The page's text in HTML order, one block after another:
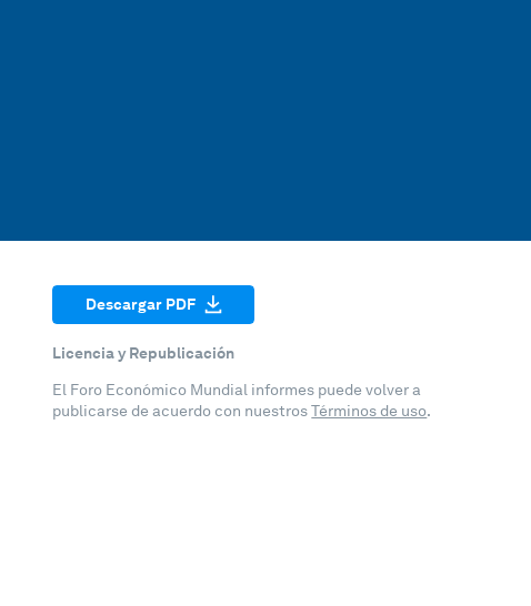
Descargar PDF
Licencia y Republicación
El Foro Económico Mundial informes puede volver a
publicarse de acuerdo con nuestrosTérminos de uso.